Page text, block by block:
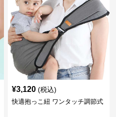
¥3,120 (税込)
快適抱っこ紐 ワンタッチ調節式